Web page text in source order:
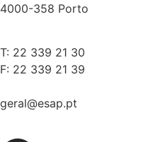
4000-358 Porto
T: 22 339 21 30
F: 22 339 21 39
geral@esap.pt